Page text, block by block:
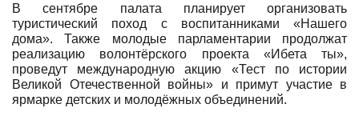
В сентябре палата планирует организовать
туристический поход с воспитанниками «Нашего
дома». Также молодые парламентарии продолжат
реализацию волонтёрского проекта «Ибета ты»,
проведут международную акцию «Тест по истории
Великой Отечественной войны» и примут участие в
ярмарке детских и молодёжных объединений.